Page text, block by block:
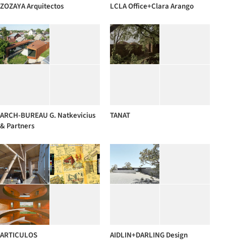
ZOZAYA Arquitectos LCLA Office+Clara Arango
ARCH-BUREAU G. Natkevicius
& Partners
TANAT
ARTICULOS AIDLIN+DARLING Design